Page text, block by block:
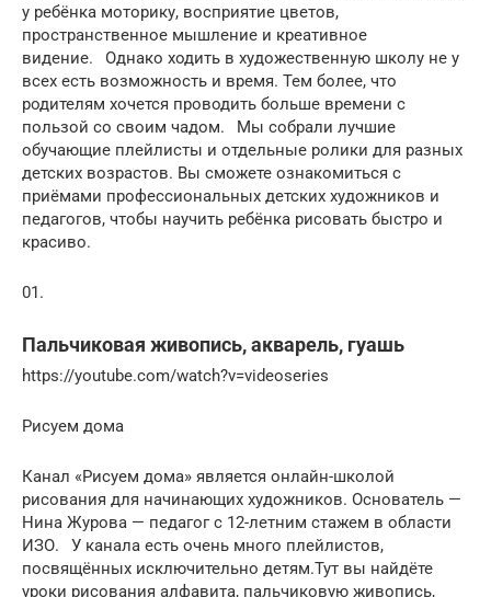
у ребёнка моторику, восприятие цветов,
пространственное мышление и креативное
видение.⠀Однако ходить в художественную школу не у
всех есть возможность и время. Тем более, что
родителям хочется проводить больше времени с
пользой со своим чадом.⠀Мы собрали лучшие
обучающие плейлисты и отдельные ролики для разных
детских возрастов. Вы сможете ознакомиться с
приёмами профессиональных детских художников и
педагогов, чтобы научить ребёнка рисовать быстро и
красиво.
01.
Пальчиковая живопись, акварель, гуашь
https://youtube.com/watch?v=videoseries
Рисуем дома
Канал «Рисуем дома» является онлайн-школой
рисования для начинающих художников. Основатель —
Нина Журова — педагог с 12-летним стажем в области
ИЗО.⠀У канала есть очень много плейлистов,
посвящённых исключительно детям.Тут вы найдёте
уроки рисования алфавита, пальчиковую живопись,